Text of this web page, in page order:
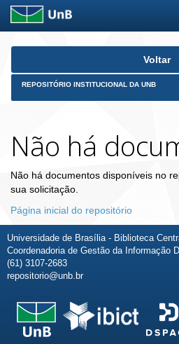
Skip
Voltar
REPOSITÓRIO INSTITUCIONAL DA UNB
Não há
Não há documentos disponíveis no
sua solicitação.
Página inicial do repositório
Universidade de Brasília - Biblioteca
Coordenadoria de Gestão da Informação
(61) 3107-2683
repositorio@unb.br